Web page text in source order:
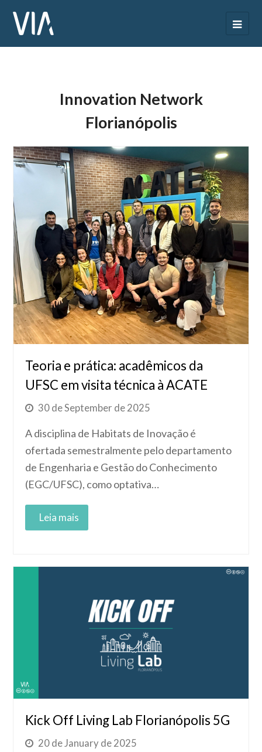
Innovation Network
Florianópolis
Teoria e prática: acadêmicos da
UFSC em visita técnica à ACATE
30 de September de 2025
A disciplina de Habitats de Inovação é
ofertada semestralmente pelo departamento
de Engenharia e Gestão do Conhecimento
(EGC/UFSC), como optativa…
Kick Off Living Lab Florianópolis 5G
20 de January de 2025